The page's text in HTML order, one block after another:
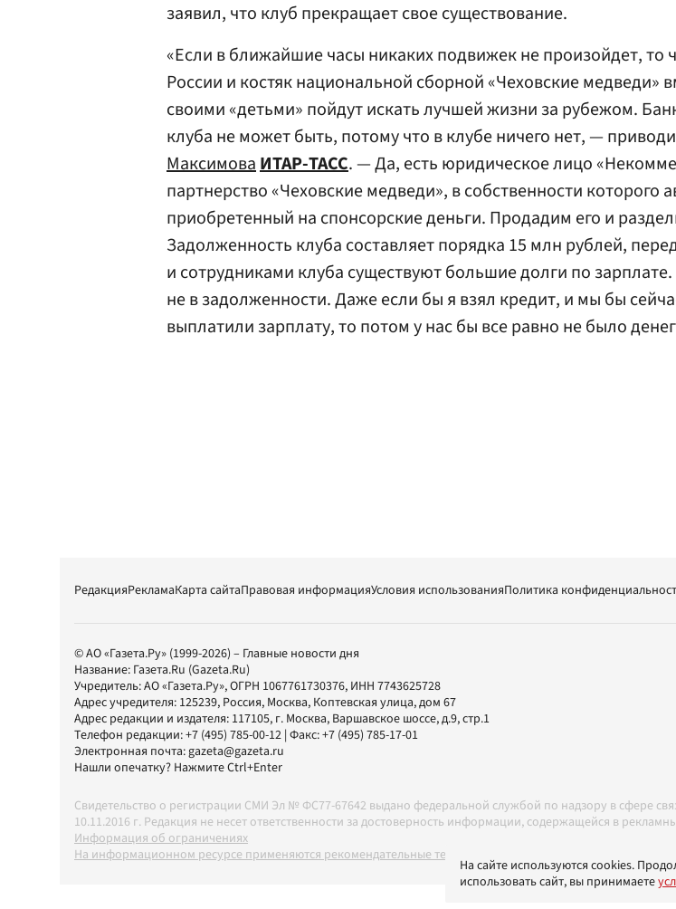
заявил, что клуб прекращает свое существование.
«Если в ближайшие часы никаких подвижек не произойдет, то
России и костяк национальной сборной «Чеховские медведи»
своими «детьми» пойдут искать лучшей жизни за рубежом.
клуба не может быть, потому что в клубе ничего нет, —
МаксимоваИТАР-ТАСС. — Да, есть юридическое лицо
партнерство «Чеховские медведи», в собственности которого
приобретенный на спонсорские деньги. Продадим его и
Задолженность клуба составляет порядка 15 млн рублей,
и сотрудниками клуба существуют большие долги по
не в задолженности. Даже если бы я взял кредит, и мы бы
выплатили зарплату, то потом у нас бы все равно не было
РедакцияРекламаКарта сайтаПравовая информацияУсловия использованияПолитика
© АО «Газета.Ру» (1999-2026) – Главные новости дня
Название: Газета.Ru (Gazeta.Ru)
Учредитель:АО «Газета.Ру», ОГРН 1067761730376, ИНН 7743625728
Адрес учредителя: 125239, Россия, Москва, Коптевская улица, дом 67
Адрес редакции и издателя: 117105, г. Москва, Варшавское шоссе, д.9, стр.1
Телефон редакции:+7 (495) 785-00-12 | Факс:+7 (495) 785-17-01
Электронная почта:gazeta@gazeta.ru
Нашли опечатку? Нажмите Ctrl+Enter
Свидетельство о регистрации СМИ Эл № ФС77-67642 выдано федеральной службой по надзору в сфере
10.11.2016 г. Редакция не несет ответственности за достоверность информации, содержащейся в
Информация об ограничениях
На информационном ресурсе применяются рекомендательные технологии в соответствии с Правилами
На сайте используются cookies.
использовать сайт, вы принимаете